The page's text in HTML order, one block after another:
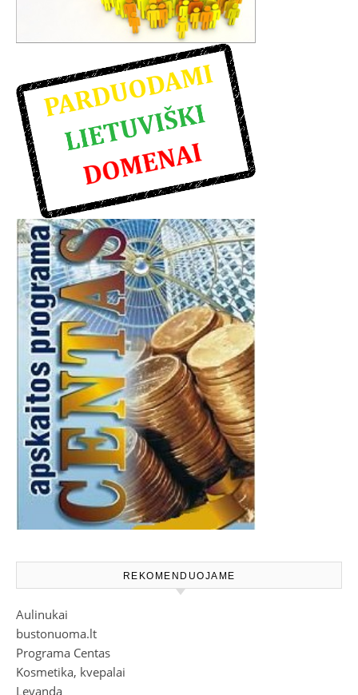
REKOMENDUOJAME
Aulinukai
bustonuoma.lt
Programa Centas
Kosmetika, kvepalai
Levanda